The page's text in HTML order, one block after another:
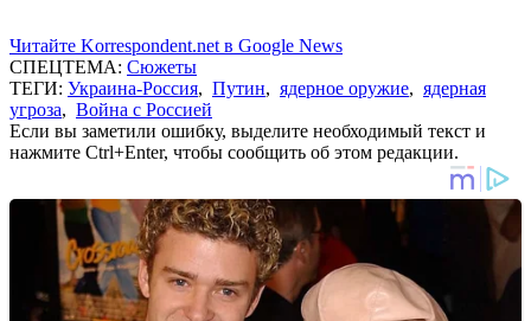
Читайте Korrespondent.net в Google News
СПЕЦТЕМА: Сюжеты
ТЕГИ: Украина-Россия, Путин, ядерное оружие, ядерная
угроза, Война с Россией
Если вы заметили ошибку, выделите необходимый текст и
нажмите Ctrl+Enter, чтобы сообщить об этом редакции.